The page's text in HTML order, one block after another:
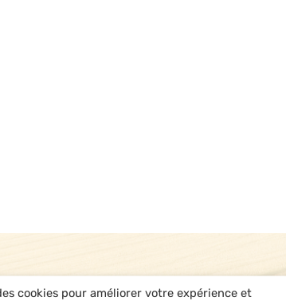
cookies pour améliorer votre expérience et